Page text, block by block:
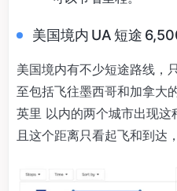
美国境内 UA 短途
美国境内有不少短途路线，
至包括飞往墨西哥和加拿大
英里 以内的两个城市出现
且这个距离只看起飞和到达